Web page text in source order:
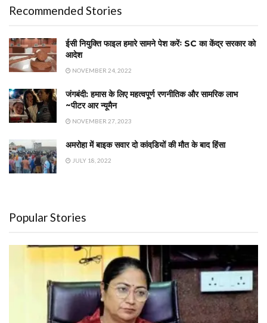
Recommended Stories
ईसी नियुक्ति फाइल हमारे सामने पेश करेंः SC का केंद्र सरकार को
आदेश
NOVEMBER 24, 2022
जंगबंदी: हमास के लिए महत्वपूर्ण रणनीतिक और सामरिक लाभ
~पीटर आर न्यूमैन
NOVEMBER 27, 2023
अमरोहा में बाइक सवार दो कांवडि़यों की मौत के बाद हिंसा
JULY 18, 2022
Popular Stories